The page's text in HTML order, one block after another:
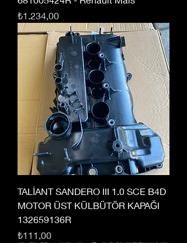
Fiyat
₺1.234,00
TALİANT SANDERO III 1.0 SCE B4D
MOTOR ÜST KÜLBÜTÖR KAPAĞI
132659136R
Fiyat
₺111,00